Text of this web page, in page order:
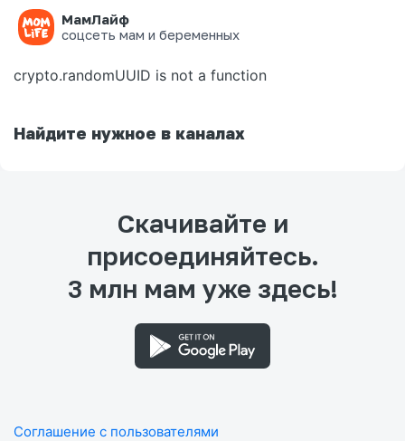
МамЛайф
соцсеть мам и беременных
Ошибка на странице
crypto.randomUUID is not a function
Найдите нужное в каналах
Скачивайте и
присоединяйтесь.
3 млн мам уже здесь!
Соглашение с пользователями